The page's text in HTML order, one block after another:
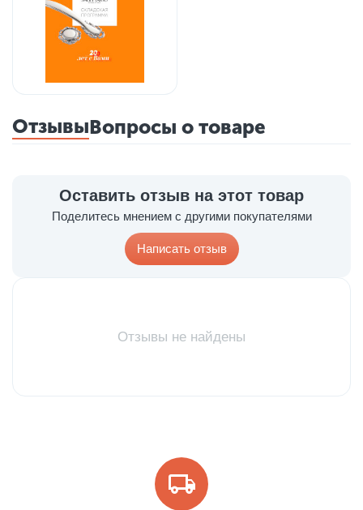
ОтзывыВопросы о товаре
Оставить отзыв на этот товар
Поделитесь мнением с другими покупателями
Написать отзыв
Отзывы не найдены